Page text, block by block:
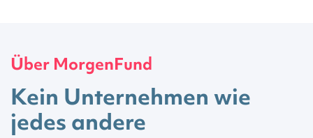
Über MorgenFund
Kein Unternehmen wie
jedes andere